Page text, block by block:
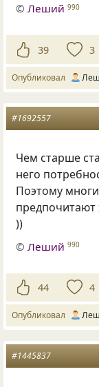
©Леший 990
39 3
Опубликовал
#1692557
Чем старше
него
Поэтому
))
©Леший 990
44 4
Опубликовал
#1445837